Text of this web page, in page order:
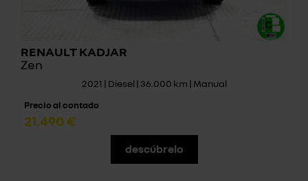
RENAULT KADJAR
Zen
2021 | Diesel | 36.000 km | Manual
Precio al contado
21.490 €
descúbrelo